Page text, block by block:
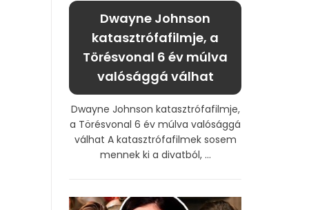
Dwayne Johnson
katasztrófafilmje, a
Törésvonal 6 év múlva
valósággá válhat
Dwayne Johnson katasztrófafilmje,
a Törésvonal 6 év múlva valósággá
válhat A katasztrófafilmek sosem
mennek ki a divatból, ...